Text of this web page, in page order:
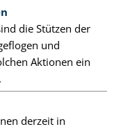
die Stützen der
und
Aktionen ein
derzeit in